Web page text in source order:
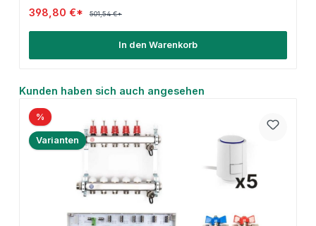
398,80 €* 501,54 €*
In den Warenkorb
Produktgalerie überspringen
Kunden haben sich auch angesehen
%
Varianten